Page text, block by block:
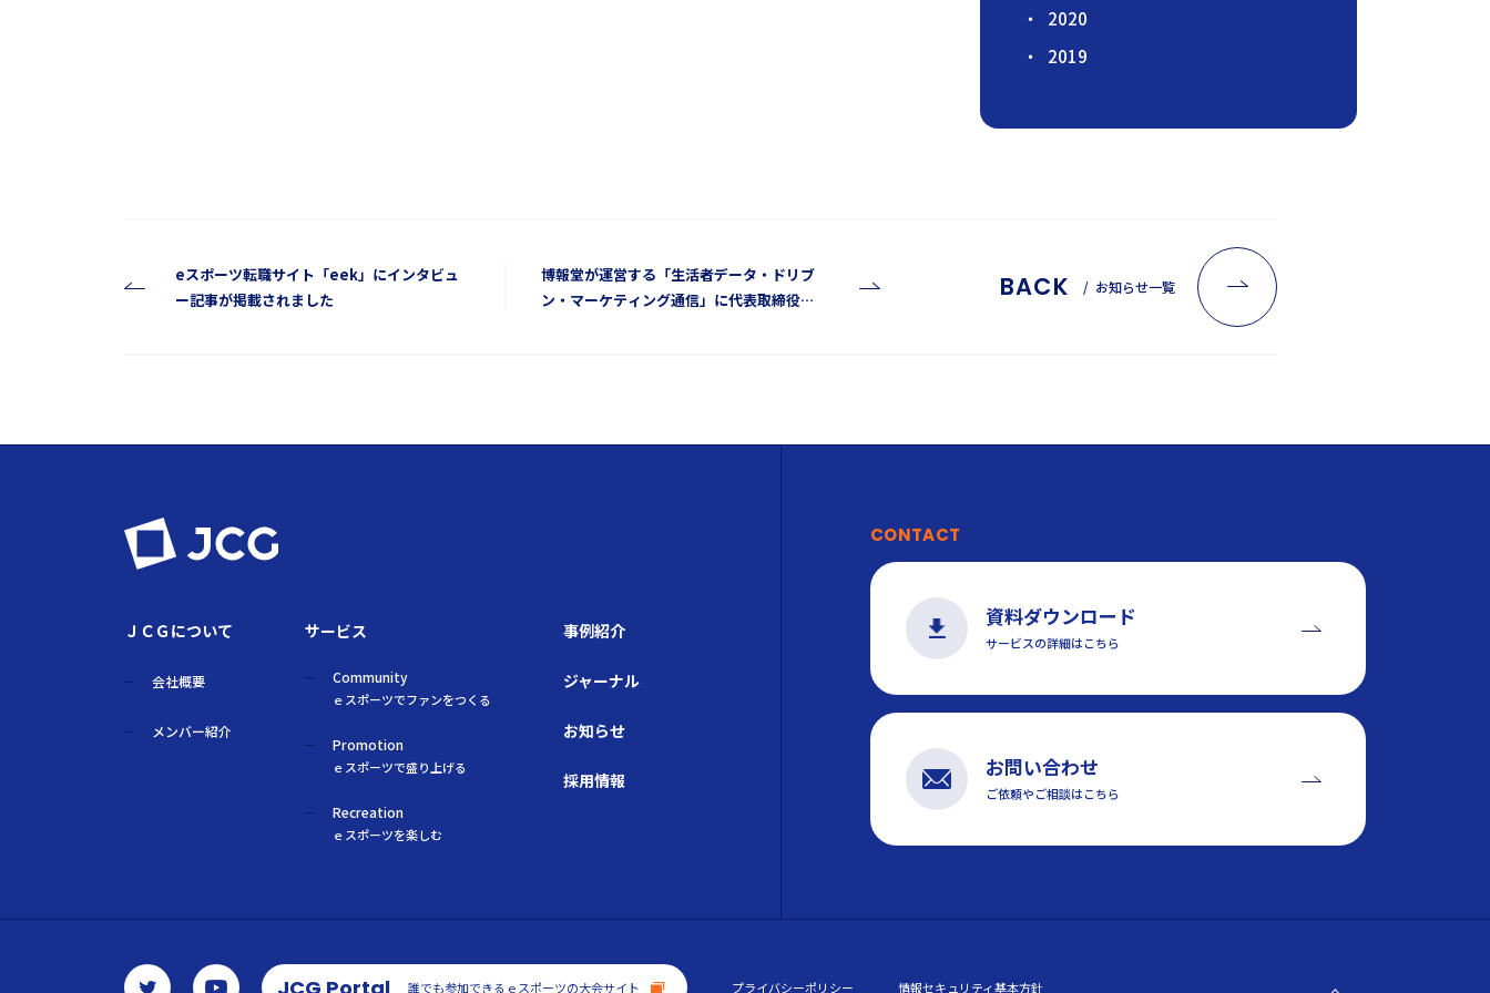
2020
2019
eスポーツ転職サイト「eek」にインタビュ
ー記事が掲載されました
博報堂が運営する「生活者データ・ドリブ
ン・マーケティング通信」に代表取締役
BACK お知らせ一覧
ＪＣＧについて
会社概要
メンバー紹介
サービス
Community
ｅスポーツでファンをつくる
Promotion
ｅスポーツで盛り上げる
Recreation
ｅスポーツを楽しむ
事例紹介
ジャーナル
お知らせ
採用情報
CONTACT
資料ダウンロード
サービスの詳細はこちら
お問い合わせ
ご依頼やご相談はこちら
JCG Portal 誰でも参加できる ｅスポーツの大会サイト プライバシーポリシー 情報セキュリティ基本方針